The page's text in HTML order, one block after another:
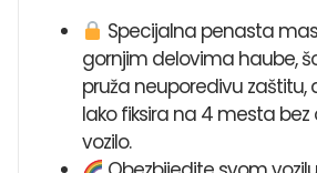
Specijalna penasta
gornjim delovima haube,
pruža neuporedivu zaštitu,
lako fiksira na 4 mesta
vozilo.